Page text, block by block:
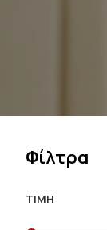
Φίλτρα
ΤΙΜΉ